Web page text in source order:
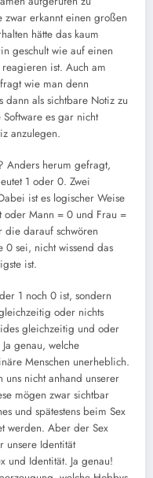
erkannt einen großen
hätte das kaum
geschult wie auf einen
ist. Auch am
wie man denn
dann als sichtbare Notiz zu
es gar nicht
anzulegen.
Anders herum gefragt,
1 oder 0. Zwei
ist es logischer Weise
oder Mann = 0 und Frau =
die darauf schwören
sei, nicht wissend das
ist.
1 noch 0 ist, sondern
oder nichts
gleichzeitig und oder
genau, welche
Menschen unerheblich.
nicht anhand unserer
mögen zwar sichtbar
und spätestens beim Sex
werden. Aber der Sex
unsere Identität
und Identität. Ja genau!